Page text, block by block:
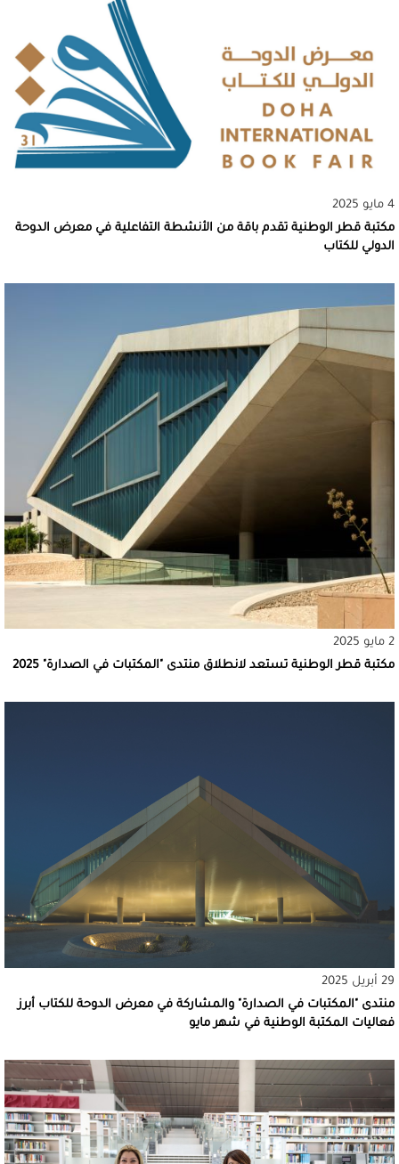
4 مايو 2025
مكتبة قطر الوطنية تقدم باقة من الأنشطة التفاعلية في معرض الدوحة
الدولي للكتاب
2 مايو 2025
مكتبة قطر الوطنية تستعد لانطلاق منتدى "المكتبات في الصدارة" 2025
29 أبريل 2025
منتدى "المكتبات في الصدارة" والمشاركة في معرض الدوحة للكتاب أبرز
فعاليات المكتبة الوطنية في شهر مايو